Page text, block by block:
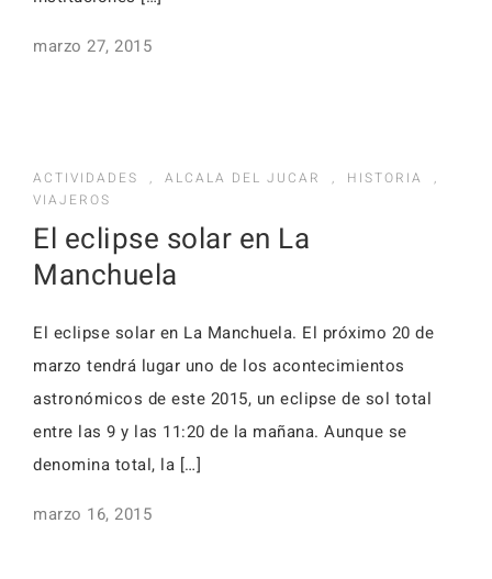
marzo 27, 2015
ACTIVIDADES , ALCALA DEL JUCAR , HISTORIA
,
VIAJEROS
El eclipse solar en La
Manchuela
El eclipse solar en La Manchuela. El próximo 20 de
marzo tendrá lugar uno de los acontecimientos
astronómicos de este 2015, un eclipse de sol total
entre las 9 y las 11:20 de la mañana. Aunque se
denomina total, la […]
marzo 16, 2015